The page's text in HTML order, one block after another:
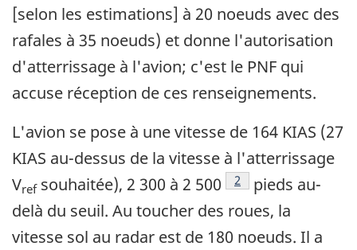
[selon les estimations] à 20 noeuds avec des
rafales à 35 noeuds) et donne l'autorisation
d'atterrissage à l'avion; c'est le PNF qui
accuse réception de ces renseignements.
L'avion se pose à une vitesse de 164 KIAS (27
KIAS au-dessus de la vitesse à l'atterrissage
Vrefsouhaitée), 2 300 à 2 500 Note de bas de page
2
pieds au-
delà du seuil. Au toucher des roues, la
vitesse sol au radar est de 180 noeuds. Il a